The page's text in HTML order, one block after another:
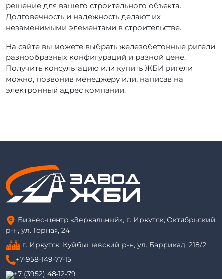
решение для вашего строительного объекта.
Долговечность и надежность делают их
незаменимыми элементами в строительстве.
На сайте вы можете выбрать железобетонные ригели
разнообразных конфигураций и разной цене.
Получить консультацию или купить ЖБИ ригели
можно, позвонив менеджеру или, написав на
электронный адрес компании.
Бизнес-центр «Зеркальный», г. Иркутск, Октябрьский
р-н, ул. Горная, 24
г. Иркутск, Куйбышевский р-н, ул. Баррикад, 218/2
+7-958-149-77-15
+7 (3952) 48-12-79